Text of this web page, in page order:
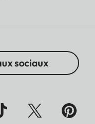
sociaux